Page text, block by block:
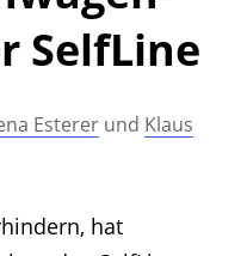
Archiv
SelfLine
Esterer und Klaus
hat